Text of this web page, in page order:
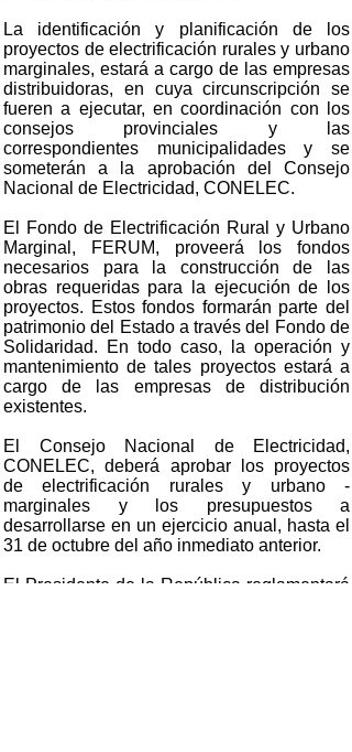
La identificación y planificación de los
proyectos de electrificación rurales y urbano
marginales, estará a cargo de las empresas
distribuidoras, en cuya circunscripción se
fueren a ejecutar, en coordinación con los
consejos provinciales y las
correspondientes municipalidades y se
someterán a la aprobación del Consejo
Nacional de Electricidad, CONELEC.
El Fondo de Electrificación Rural y Urbano
Marginal, FERUM, proveerá los fondos
necesarios para la construcción de las
obras requeridas para la ejecución de los
proyectos. Estos fondos formarán parte del
patrimonio del Estado a través del Fondo de
Solidaridad. En todo caso, la operación y
mantenimiento de tales proyectos estará a
cargo de las empresas de distribución
existentes.
El Consejo Nacional de Electricidad,
CONELEC, deberá aprobar los proyectos
de electrificación rurales y urbano -
marginales y los presupuestos a
desarrollarse en un ejercicio anual, hasta el
31 de octubre del año inmediato anterior.
El Presidente de la República reglamentará